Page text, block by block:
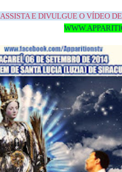
ASSISTA E DIVULGUE O VÍDEO